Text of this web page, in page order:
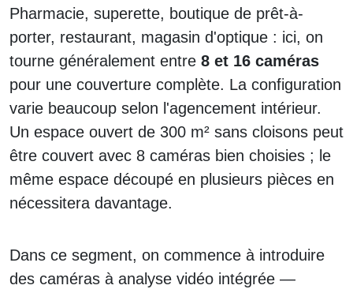
Pharmacie, superette, boutique de prêt-à-
porter, restaurant, magasin d'optique : ici, on
tourne généralement entre 8 et 16 caméras
pour une couverture complète. La configuration
varie beaucoup selon l'agencement intérieur.
Un espace ouvert de 300 m² sans cloisons peut
être couvert avec 8 caméras bien choisies ; le
même espace découpé en plusieurs pièces en
nécessitera davantage.
Dans ce segment, on commence à introduire
des caméras à analyse vidéo intégrée —